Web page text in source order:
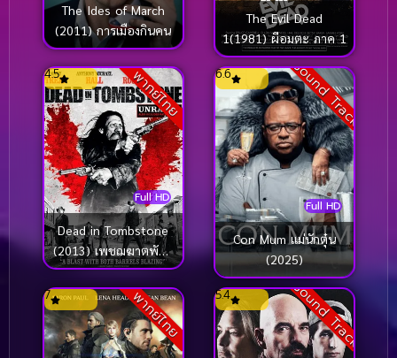
The Ides of March
(2011) การเมืองกินคน
The Evil Dead
1(1981) ผีอมตะ ภาค 1
พากย์ไทย
Full HD
4.5
Dead in Tombstone
(2013) เพชฌฆาตพันธุ์
นรก
Sound Track
Full HD
6.6
Con Mum แม่นักตุ๋น
(2025)
พากย์ไทย
7 Sound Track
5.4